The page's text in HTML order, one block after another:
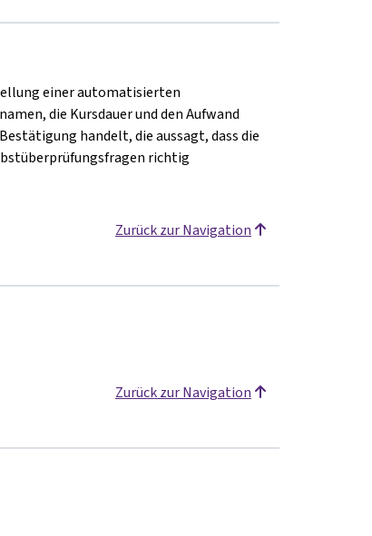
einer automatisierten
die Kursdauer und den Aufwand
handelt, die aussagt, dass die
richtig
Zurück zur Navigation
Zurück zur Navigation